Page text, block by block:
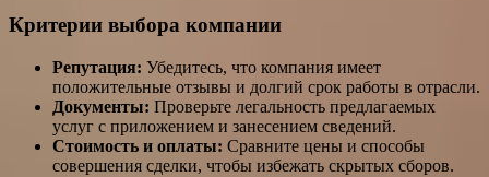
Критерии выбора компании
Репутация: Убедитесь, что компания имеет
положительные отзывы и долгий срок работы в отрасли.
Документы: Проверьте легальность предлагаемых
услуг с приложением и занесением сведений.
Стоимость и оплаты: Сравните цены и способы
совершения сделки, чтобы избежать скрытых сборов.